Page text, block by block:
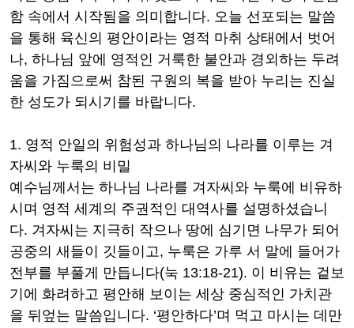
함 속에서 시작됨을 의미합니다. 오늘 선포되는 말씀
을 통해 육신의 평안이라는 영적 마취 상태에서 벗어
나, 하나님 앞에 영적인 거룩한 불안과 경외하는 두려
움을 가짐으로써 참된 구원의 복을 받아 누리는 진실
한 성도가 되시기를 바랍니다.
1. 영적 안일의 위험성과 하나님의 나라를 이루는 겨
자씨와 누룩의 비밀
예수님께서는 하나님 나라를 겨자씨와 누룩에 비유하
시며 영적 세계의 주권적인 대역사를 설명하셨습니
다. 겨자씨는 지극히 작으나 땅에 심기면 나무가 되어
공중의 새들이 깃들이고, 누룩은 가루 서 말에 들어가
전부를 부풀게 만듭니다(눅 13:18-21). 이 비유는 겉보
기에 화려하고 평안해 보이는 세상 중심적인 가치관
을 뒤엎는 말씀입니다. ‘평안하다’며 먹고 마시는 데만